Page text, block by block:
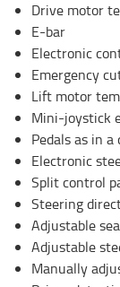
Drive motor
E-bar
Electronic
Emergency
Lift motor
Mini-joystick
Pedals as in a
Electronic
Split control
Steering
Adjustable
Adjustable
Manually